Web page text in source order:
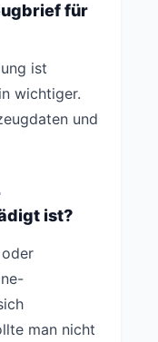
für
ist
wichtiger.
und
ist?
man nicht